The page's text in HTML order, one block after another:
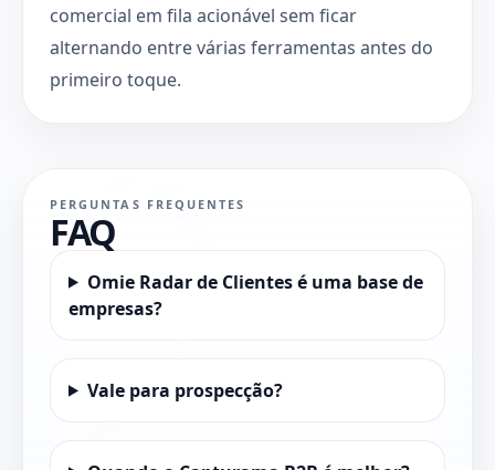
comercial em fila acionável sem ficar
alternando entre várias ferramentas antes do
primeiro toque.
PERGUNTAS FREQUENTES
FAQ
Omie Radar de Clientes é uma base de
empresas?
Vale para prospecção?